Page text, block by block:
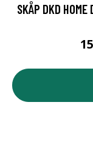
SKÅP DKD